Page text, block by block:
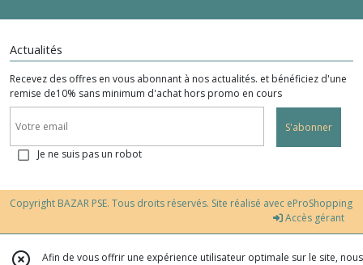
Actualités
Recevez des offres en vous abonnant à nos actualités. et bénéficiez d'une
remise de10% sans minimum d'achat hors promo en cours
S'abonner
Je ne suis pas un robot
Copyright BAZAR PSE. Tous droits réservés. Site réalisé avec eProShopping
Accès gérant
Afin de vous offrir une expérience utilisateur optimale sur le site, nous